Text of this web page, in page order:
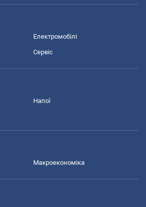
Електромобілі
Сервіс
Напої
Макроекономіка